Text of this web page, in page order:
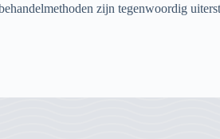
zijn tegenwoordig